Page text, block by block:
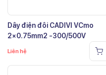
Dây điện đôi CADIVI VCmo
2×0.75mm2 -300/500V
Liên hệ